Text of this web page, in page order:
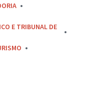
E TRIBUNAL DE